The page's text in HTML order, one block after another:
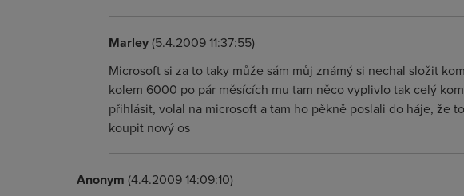
Marley(5.4.2009 11:37:55)
Microsoft si za to taky může sám můj známý si nechal složit
kolem 6000 po pár měsících mu tam něco vyplivlo tak celý
přihlásit, volal na microsoft a tam ho pěkně poslali do háje, že
koupit nový os
Anonym (4.4.2009 14:09:10)